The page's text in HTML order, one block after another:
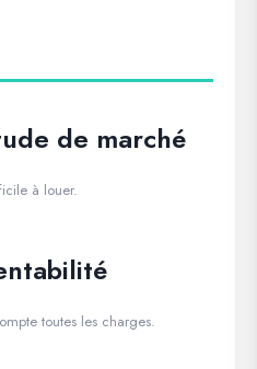
de marché
à louer.
toutes les charges.